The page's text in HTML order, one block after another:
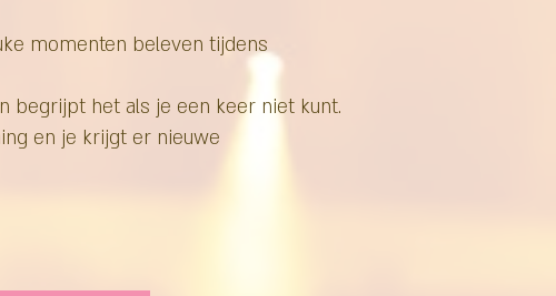
momenten beleven tijdens
begrijpt het als je een keer niet kunt.
en je krijgt er nieuwe